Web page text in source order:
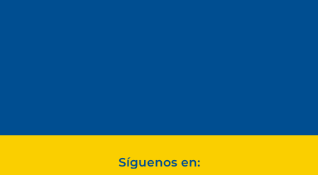
Síguenos en: